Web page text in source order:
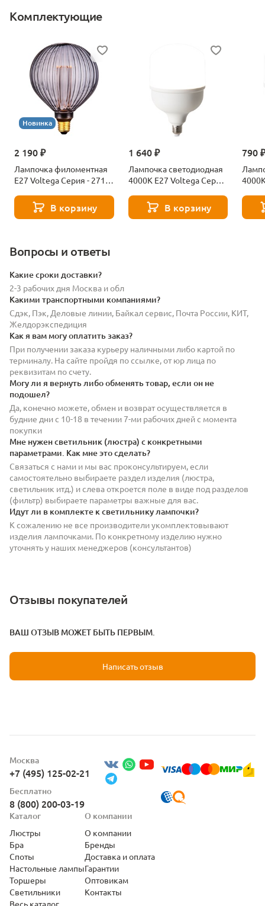
Комплектующие
Новинка
2 190 ₽
Лампочка филоментная
Е27 Voltega Серия - 271
В корзину
1 640 ₽
Лампочка светодиодная
4000К Е27 Voltega Серия
В корзину
790
Вопросы и ответы
Какие сроки доставки?
2-3 рабочих дня Москва и обл
Какими транспортными компаниями?
Сдэк, Пэк, Деловые линии, Байкал сервис, Почта России, КИТ,
Желдорэкспедиция
Как я вам могу оплатить заказ?
При получении заказа курьеру наличными либо картой по
терминалу. На сайте пройдя по ссылке, от юр лица по
реквизитам по счету.
Могу ли я вернуть либо обменять товар, если он не
подошел?
Да, конечно можете, обмен и возврат осуществляется в
будние дни с 10-18 в течении 7-ми рабочих дней с момента
покупки
Мне нужен светильник (люстра) с конкретными
параметрами. Как мне это сделать?
Связаться с нами и мы вас проконсультируем, если
самостоятельно выбираете раздел изделия (люстра,
светильник итд.) и слева откроется поле в виде под разделов
(фильтр) выбираете параметры важные для вас.
Идут ли в комплекте к светильнику лампочки?
К сожалению не все производители укомплектовывают
изделия лампочками. По конкретному изделию нужно
уточнять у наших менеджеров (консультантов)
Отзывы покупателей
ВАШ ОТЗЫВ МОЖЕТ БЫТЬ ПЕРВЫМ.
Написать отзыв
Москва
+7 (495) 125-02-21
Бесплатно
8 (800) 200-03-19
Каталог
Люстры
Бра
Споты
Настольные лампы
Торшеры
Светильники
Весь каталог
О компании
О компании
Бренды
Доставка и оплата
Гарантии
Оптовикам
Контакты